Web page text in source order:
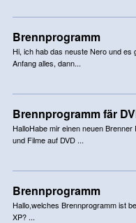
Brennprogramm
Hi, ich hab das neuste Nero und es
Anfang alles, dann...
Brennprogramm fär
HalloHabe mir einen neuen
und Filme auf DVD ...
Brennprogramm
Hallo,welches Brennprogramm ist
XP? ...